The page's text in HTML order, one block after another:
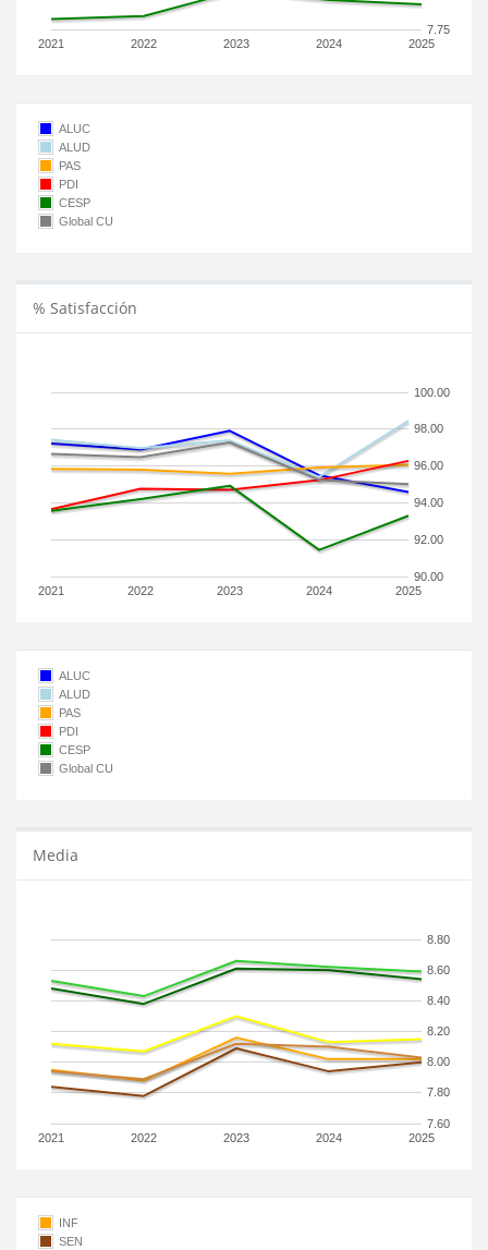
2021 2022 2023 2024 2025
7.75
ALUC
ALUD
PAS
PDI
CESP
Global CU
% Satisfacción
2021 2022 2023 2024 2025
90.00
92.00
94.00
96.00
98.00
100.00
ALUC
ALUD
PAS
PDI
CESP
Global CU
Media
2021 2022 2023 2024 2025
7.60
7.80
8.00
8.20
8.40
8.60
8.80
INF
SEN